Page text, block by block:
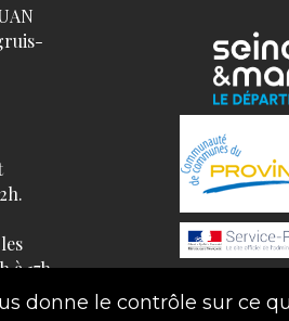
à 17h,
donne le contrôle sur ce